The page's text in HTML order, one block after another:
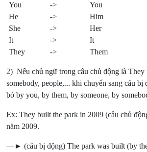
You
->
You
He
->
Him
She
->
Her
It
->
It
They
-> Them
2) Nếu chủ ngữ trong câu chủ động là They
somebody, people,... khi chuyển sang câu bị
bỏ by you, by them, by someone, by
Ex: They built the park in 2009 (câu chủ
năm 2009.
—► (câu bị động) The park was built (by